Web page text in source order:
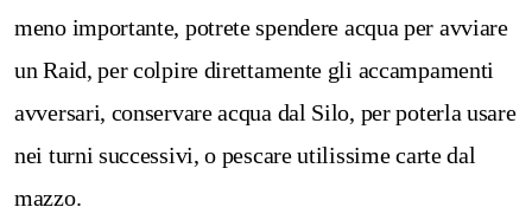
meno importante, potrete spendere acqua per avviare
un Raid, per colpire direttamente gli accampamenti
avversari, conservare acqua dal Silo, per poterla usare
nei turni successivi, o pescare utilissime carte dal
mazzo.